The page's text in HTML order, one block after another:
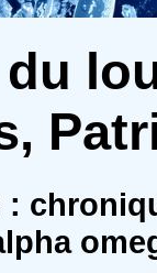
: